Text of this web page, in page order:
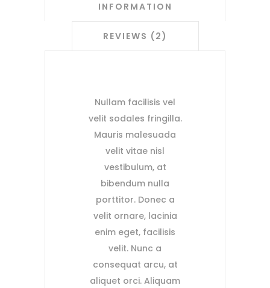
INFORMATION
REVIEWS (2)
Nullam facilisis vel
velit sodales fringilla.
Mauris malesuada
velit vitae nisl
vestibulum, at
bibendum nulla
porttitor. Donec a
velit ornare, lacinia
enim eget, facilisis
velit. Nunc a
consequat arcu, at
aliquet orci. Aliquam